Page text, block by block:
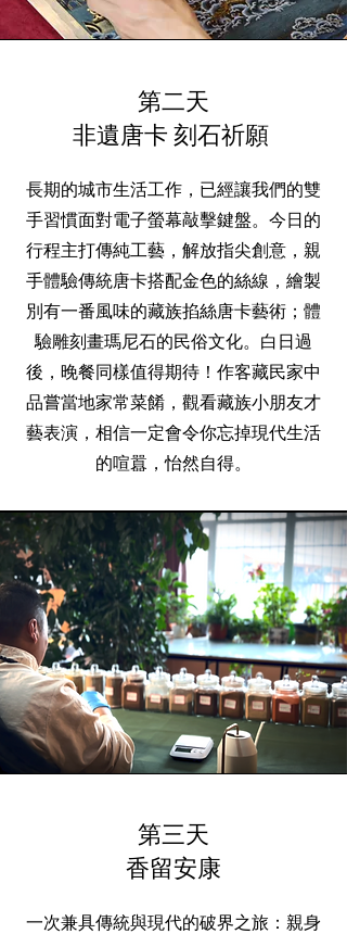
第二天
非遺唐卡 刻石祈願
長期的城市生活工作，已經讓我們的雙
手習慣面對電子螢幕敲擊鍵盤。今日的
行程主打傳純工藝，解放指尖創意，親
手體驗傳統唐卡搭配金色的絲線，繪製
別有一番風味的藏族掐絲唐卡藝術；體
驗雕刻畫瑪尼石的民俗文化。白日過
後，晚餐同樣值得期待！作客藏民家中
品嘗當地家常菜餚，觀看藏族小朋友才
藝表演，相信一定會令你忘掉現代生活
的喧囂，怡然自得。
第三天
香留安康
一次兼具傳統與現代的破界之旅： 親身